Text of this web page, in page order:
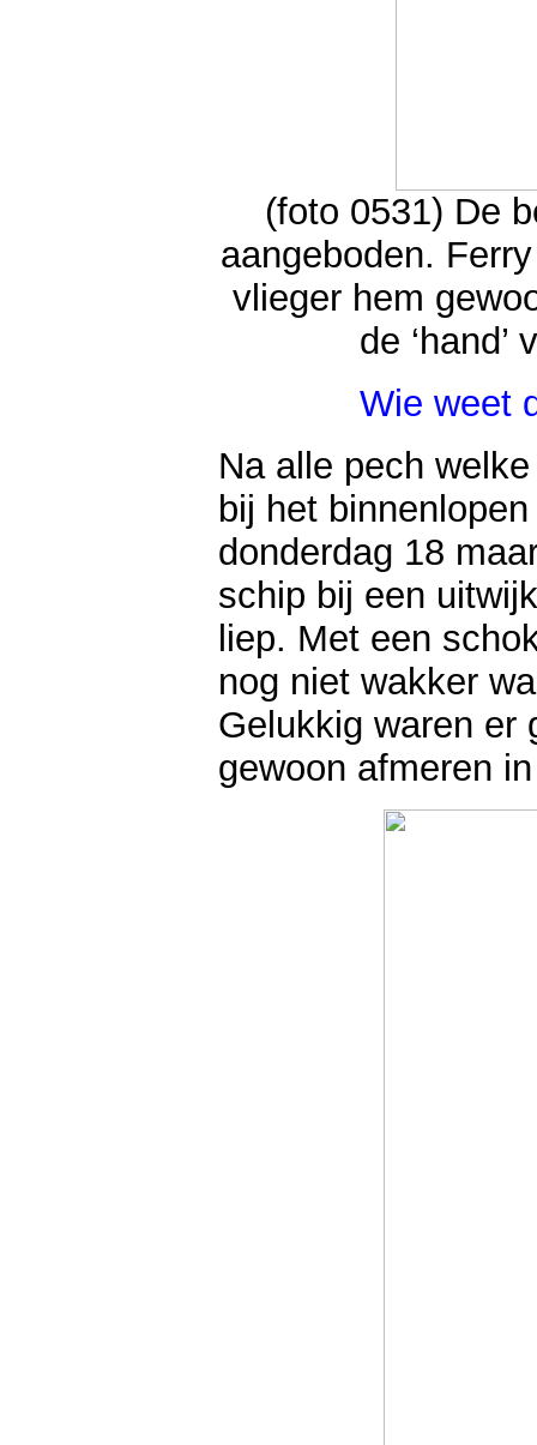
(foto 0531) De
aangeboden.
vlieger hem
de
Wie weet
Na alle pech
bij het
donderdag 18
schip bij een
liep. Met een
nog niet wakker
Gelukkig waren er
gewoon afmeren